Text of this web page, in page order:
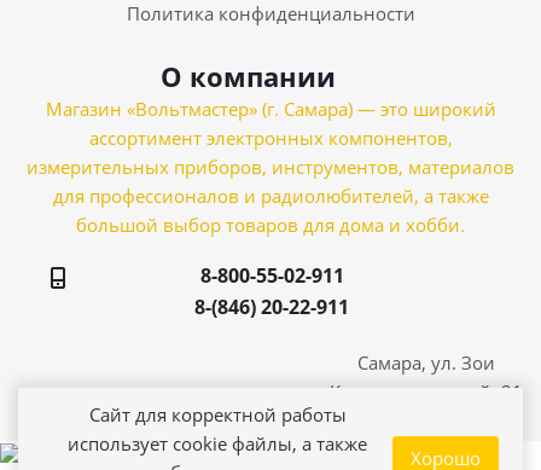
Политика конфиденциальности
О компании
Магазин «Вольтмастер» (г. Самара) — это широкий
ассортимент электронных компонентов,
измерительных приборов, инструментов, материалов
для профессионалов и радиолюбителей, а также
большой выбор товаров для дома и хобби.
8-800-55-02-911
8-(846) 20-22-911
Самара, ул. Зои
Космодемьянской, 21
Сайт для корректной работы
использует cookie файлы, а также
Хорошо